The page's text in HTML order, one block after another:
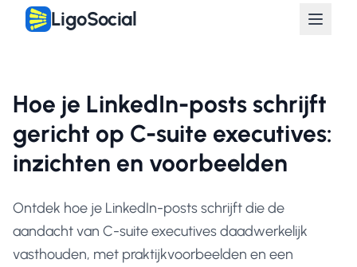
LigoSocial
Hoe je LinkedIn-posts schrijft
gericht op C-suite executives:
inzichten en voorbeelden
Ontdek hoe je LinkedIn-posts schrijft die de
aandacht van C-suite executives daadwerkelijk
vasthouden, met praktijkvoorbeelden en een